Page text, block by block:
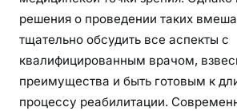
решения о проведении таких
тщательно обсудить все аспекты с
квалифицированным врачом,
преимущества и быть готовым к
процессу реабилитации.